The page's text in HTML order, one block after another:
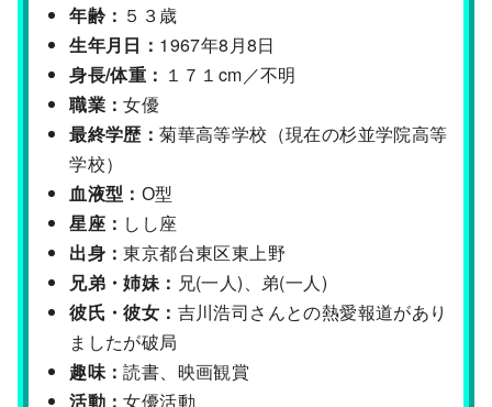
年齢： ５３歳
生年月日： 1967年8月8日
身長/体重： １７１cm／不明
職業：女優
最終学歴：菊華高等学校（現在の杉並学院高等
学校）
血液型： О型
星座： しし座
出身：東京都台東区東上野
兄弟・姉妹： 兄(一人)、弟(一人)
彼氏・彼女： 吉川浩司さんとの熱愛報道があり
ましたが破局
趣味：読書、映画観賞
活動：女優活動